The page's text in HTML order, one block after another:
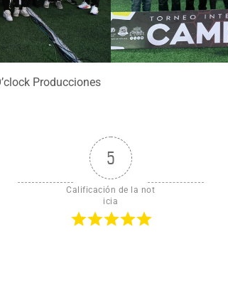
Producciones
5
Calificación de la not
icia